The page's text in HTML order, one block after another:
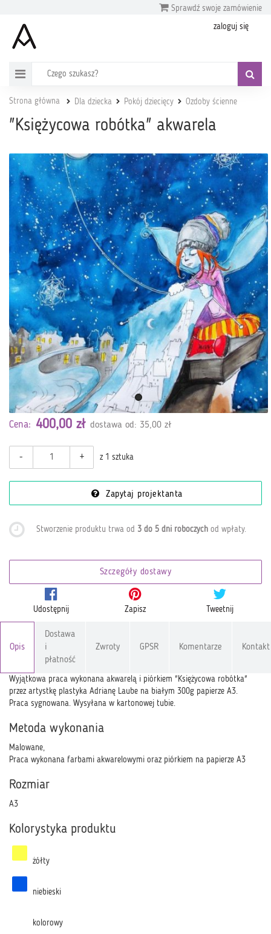
Sprawdź swoje zamówienie
zaloguj się
Strona główna Dla dziecka Pokój dziecięcy Ozdoby ścienne
"Księżycowa robótka" akwarela
Cena: 400,00 zł dostawa od: 35,00 zł
- + z 1 sztuka
Zapytaj projektanta
Stworzenie produktu trwa od3 do 5 dni roboczych od wpłaty.
Szczegóły dostawy
Udostępnij Zapisz Tweetnij
Opis
Dostawa
i
płatność
Zwroty GPSR Komentarze Kontakt
Wyjątkowa praca wykonana akwarelą i piórkiem "Księżycowa robótka"
przez artystkę plastyka Adrianę Laube na białym 300g papierze A3.
Praca sygnowana. Wysyłana w kartonowej tubie.
Metoda wykonania
Malowane,
Praca wykonana farbami akwarelowymi oraz piórkiem na papierze A3
Rozmiar
A3
Kolorystyka produktu
żółty
niebieski
kolorowy